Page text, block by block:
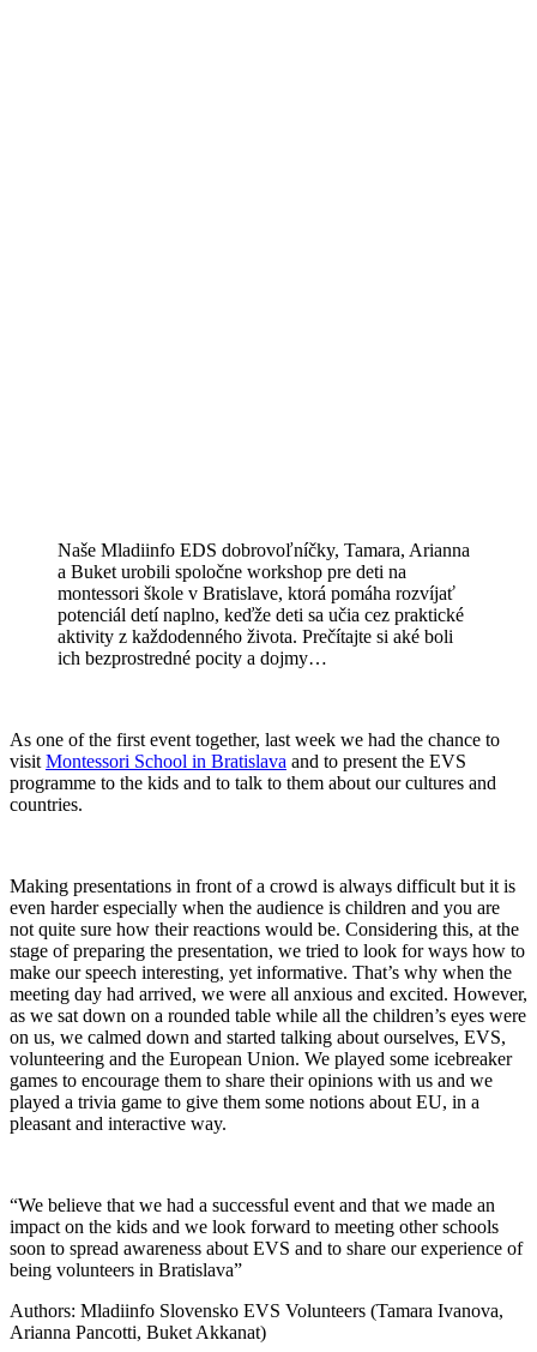
Naše Mladiinfo EDS dobrovoľníčky, Tamara, Arianna
a Buket urobili spoločne workshop pre deti na
montessori škole v Bratislave, ktorá pomáha rozvíjať
potenciál detí naplno, keďže deti sa učia cez praktické
aktivity z každodenného života. Prečítajte si aké boli
ich bezprostredné pocity a dojmy…
As one of the first event together, last week we had the chance to
visit Montessori School in Bratislava and to present the EVS
programme to the kids and to talk to them about our cultures and
countries.
Making presentations in front of a crowd is always difficult but it is
even harder especially when the audience is children and you are
not quite sure how their reactions would be. Considering this, at the
stage of preparing the presentation, we tried to look for ways how to
make our speech interesting, yet informative. That’s why when the
meeting day had arrived, we were all anxious and excited. However,
as we sat down on a rounded table while all the children’s eyes were
on us, we calmed down and started talking about ourselves, EVS,
volunteering and the European Union. We played some icebreaker
games to encourage them to share their opinions with us and we
played a trivia game to give them some notions about EU, in a
pleasant and interactive way.
“We believe that we had a successful event and that we made an
impact on the kids and we look forward to meeting other schools
soon to spread awareness about EVS and to share our experience of
being volunteers in Bratislava”
Authors: Mladiinfo Slovensko EVS Volunteers (Tamara Ivanova,
Arianna Pancotti, Buket Akkanat)